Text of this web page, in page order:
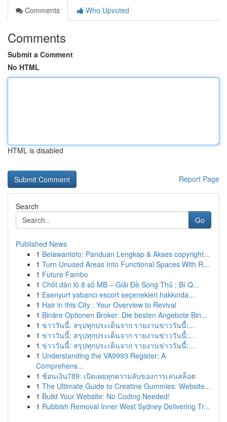
Comments
Who Upvoted
Comments
Submit a Comment
No HTML
HTML is disabled
Report Page
Search
Go
Published News
1 Belawantoto: Panduan Lengkap & Akses copyright...
1 Turn Unused Areas Into Functional Spaces With R...
1 Future Fambo
1 Chốt dàn lô 8 số MB – Giải Đề Song Thủ : Bí Q...
1 Esenyurt yabancı escort seçenekleri hakkında...
1 Hair in this City : Your Overview to Revival
1 Binäre Optionen Broker: Die besten Angebote Bin...
1 ข่าววันนี้: สรุปทุกประเด็นจาก รายงานข่าววันนี้:...
1 ข่าววันนี้: สรุปทุกประเด็นจาก รายงานข่าววันนี้:...
1 ข่าววันนี้: สรุปทุกประเด็นจาก รายงานข่าววันนี้:...
1 Understanding the VA9993 Register: A
Comprehens...
1 ช้อนเงิน789: เปิดเผยทุกความลับของการเล่นสล็อต
1 The Ultimate Guide to Creatine Gummies: Website...
1 Build Your Website: No Coding Needed!
1 Rubbish Removal Inner West Sydney Delivering Tr...